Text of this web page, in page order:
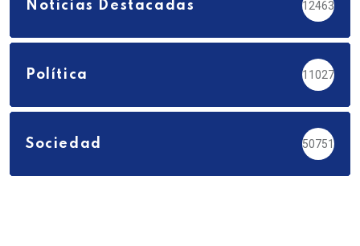
Noticias Destacadas 12463
Política 11027
Sociedad 50751